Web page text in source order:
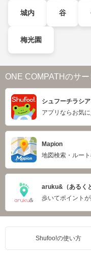
城内 谷
梅光園
ONE COMPATHのサー
シュフーチラシア
アプリならお気
Mapion
地図検索・ルー
aruku&（あるく
歩いてポイント
Shufoo!の使い方